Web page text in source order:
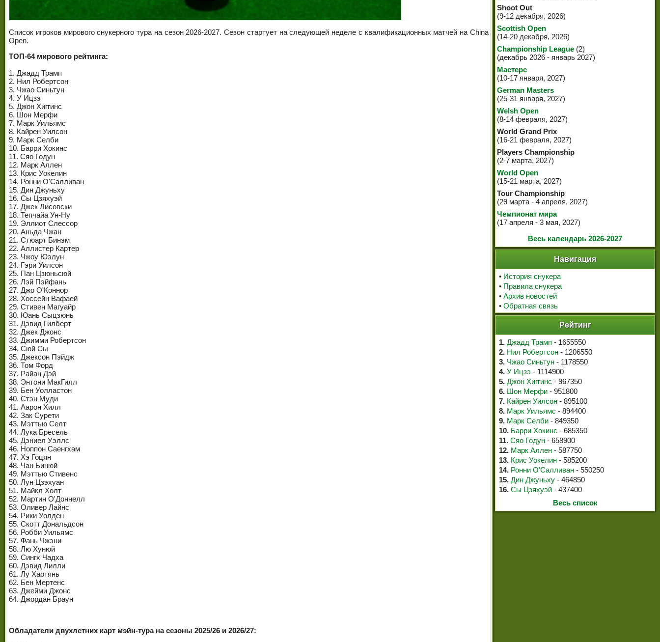
Список игроков мирового снукерного тура на сезон 2026-2027. Сезон стартует на следующей неделе с квалификационных матчей на China
Open.
ТОП-64 мирового рейтинга:
1. Джадд Трамп
2. Нил Робертсон
3. Чжао Синьтун
4. У Ицзэ
5. Джон Хиггинс
6. Шон Мерфи
7. Марк Уильямс
8. Кайрен Уилсон
9. Марк Селби
10. Барри Хокинс
11. Сяо Годун
12. Марк Аллен
13. Крис Уокелин
14. Ронни О'Салливан
15. Дин Джуньху
16. Сы Цзяхуэй
17. Джек Лисовски
18. Тепчайа Ун-Ну
19. Эллиот Слессор
20. Аньда Чжан
21. Стюарт Бинэм
22. Аллистер Картер
23. Чжоу Юэлун
24. Гэри Уилсон
25. Пан Цзюньсюй
26. Лэй Пэйфань
27. Джо О'Коннор
28. Хоссейн Вафаей
29. Стивен Магуайр
30. Юань Сыцзюнь
31. Дэвид Гилберт
32. Джек Джонс
33. Джимми Робертсон
34. Сюй Сы
35. Джексон Пэйдж
36. Том Форд
37. Райан Дэй
38. Энтони МакГилл
39. Бен Уолластон
40. Стэн Муди
41. Аарон Хилл
42. Зак Сурети
43. Мэттью Селт
44. Лука Бресель
45. Дэниел Уэллс
46. Ноппон Саенгхам
47. Хэ Гоцян
48. Чан Бинюй
49. Мэттью Стивенс
50. Лун Цзэхуан
51. Майкл Холт
52. Мартин О'Доннелл
53. Оливер Лайнс
54. Рики Уолден
55. Скотт Дональдсон
56. Робби Уильямс
57. Фань Чжэни
58. Лю Хунюй
59. Сингх Чадха
60. Дэвид Лилли
61. Лу Хаотянь
62. Бен Мертенс
63. Джейми Джонс
64. Джордан Браун
Обладатели двухлетних карт мэйн-тура на сезоны 2025/26 и 2026/27:
Shoot Out
(9-12 декабря, 2026)
Scottish Open
(14-20 декабря, 2026)
Championship League (2)
(декабрь 2026 - январь 2027)
Мастерс
(10-17 января, 2027)
German Masters
(25-31 января, 2027)
Welsh Open
(8-14 февраля, 2027)
World Grand Prix
(16-21 февраля, 2027)
Players Championship
(2-7 марта, 2027)
World Open
(15-21 марта, 2027)
Tour Championship
(29 марта - 4 апреля, 2027)
Чемпионат мира
(17 апреля - 3 мая, 2027)
Весь календарь 2026-2027
Навигация
• История снукера
• Правила снукера
• Архив новостей
• Обратная связь
Рейтинг
1. Джадд Трамп - 1655550
2. Нил Робертсон - 1206550
3. Чжао Синьтун - 1178550
4. У Ицзэ - 1114900
5. Джон Хиггинс - 967350
6. Шон Мерфи - 951800
7. Кайрен Уилсон - 895100
8. Марк Уильямс - 894400
9. Марк Селби - 849350
10. Барри Хокинс - 685350
11. Сяо Годун - 658900
12. Марк Аллен - 587750
13. Крис Уокелин - 585200
14. Ронни О'Салливан - 550250
15. Дин Джуньху - 464850
16. Сы Цзяхуэй - 437400
Весь список